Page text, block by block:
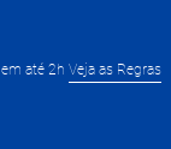
até 2h Veja as Regras